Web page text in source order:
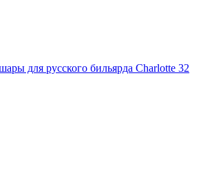
для русского бильярда Charlotte 32